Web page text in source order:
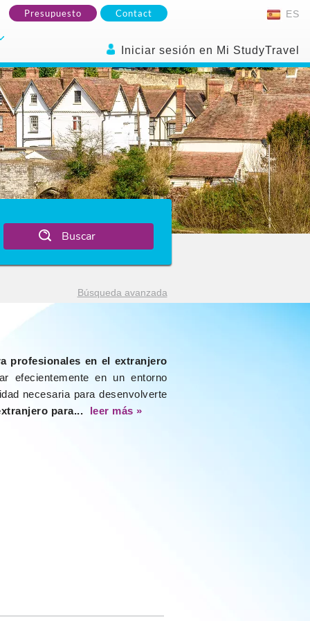
Presupuesto Contact ES
Iniciar sesión en Mi StudyTravel
Buscar
Búsqueda avanzada
profesionales en el extranjero
efecientemente en un entorno
necesaria para desenvolverte
para...
leer más »